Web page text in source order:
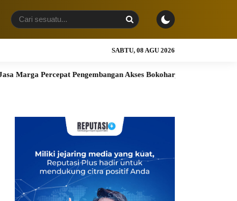
SABTU, 08 AGU 2026
Pengembangan Akses Bokoharjo Tol Jogja-Solo untuk Dukung